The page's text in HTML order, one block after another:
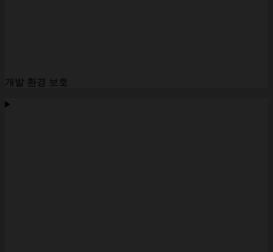
개발 환경 보호